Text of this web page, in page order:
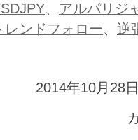
、 アルパリジ
レンドフォロー、 逆
2014年10月28